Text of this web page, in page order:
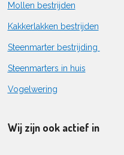
Mollen bestrijden
Kakkerlakken bestrijden
Steenmarter bestrijding
Steenmarters in huis
Vogelwering
Wij zijn ook actief in